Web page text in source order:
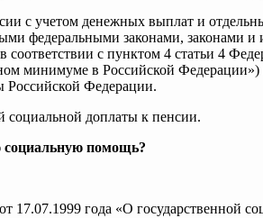
с учетом денежных выплат и
федеральными законами,
с пунктом 4 статьи 4
в Российской Федерации»)
Российской Федерации.
социальной доплаты к пенсии.
социальную помощь?
17.07.1999 года «О государственной